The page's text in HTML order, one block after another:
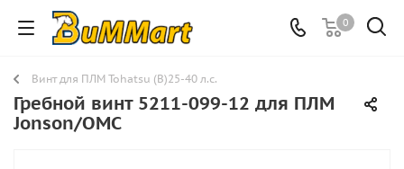
0
Винт для ПЛМ Tohatsu (B)25-40 л.с.
Гребной винт 5211-099-12 для ПЛМ
Jonson/OMC